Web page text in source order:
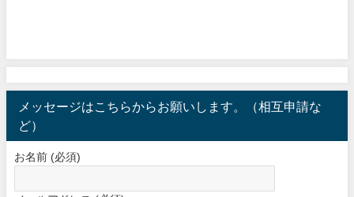
メッセージはこちらからお願いします。（相互申請な
ど）
お名前 (必須)